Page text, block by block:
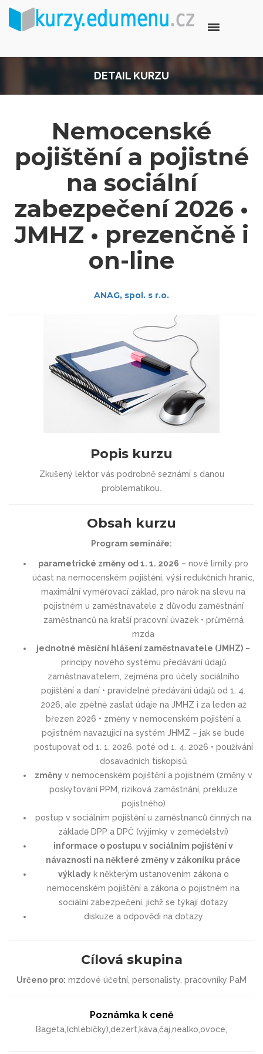
DETAIL KURZU
Nemocenské
pojištění a pojistné
na sociální
zabezpečení 2026 •
JMHZ • prezenčně i
on-line
ANAG, spol. s r.o.
Popis kurzu
Zkušený lektor vás podrobně seznámí s danou
problematikou.
Obsah kurzu
Program semináře:
parametrické změny od 1. 1. 2026 – nové limity pro
účast na nemocenském pojištění, výši redukčních hranic,
maximální vyměřovací základ, pro nárok na slevu na
pojistném u zaměstnavatele z důvodu zaměstnání
zaměstnanců na kratší pracovní úvazek • průměrná
mzda
jednotné měsíční hlášení zaměstnavatele (JMHZ) –
principy nového systému předávání údajů
zaměstnavatelem, zejména pro účely sociálního
pojištění a daní • pravidelné předávání údajů od 1. 4.
2026, ale zpětně zaslat údaje na JMHZ i za leden až
březen 2026 • změny v nemocenském pojištění a
pojistném navazující na systém JHMZ – jak se bude
postupovat od 1. 1. 2026, poté od 1. 4. 2026 • používání
dosavadních tiskopisů
změnyv nemocenském pojištění a pojistném (změny v
poskytování PPM, riziková zaměstnání, prekluze
pojistného)
postup v sociálním pojištění u zaměstnanců činných na
základě DPP a DPČ (výjimky v zemědělství)
informace o postupu v sociálním pojištění v
návaznosti na některé změny v zákoníku práce
výkladyk některým ustanovením zákona o
nemocenském pojištění a zákona o pojistném na
sociální zabezpečení, jichž se týkají dotazy
diskuze a odpovědi na dotazy
Cílová skupina
Určeno pro: mzdové účetní, personalisty, pracovníky PaM
Poznámka k ceně
Bageta,(chlebíčky),dezert,káva,čaj,nealko,ovoce,